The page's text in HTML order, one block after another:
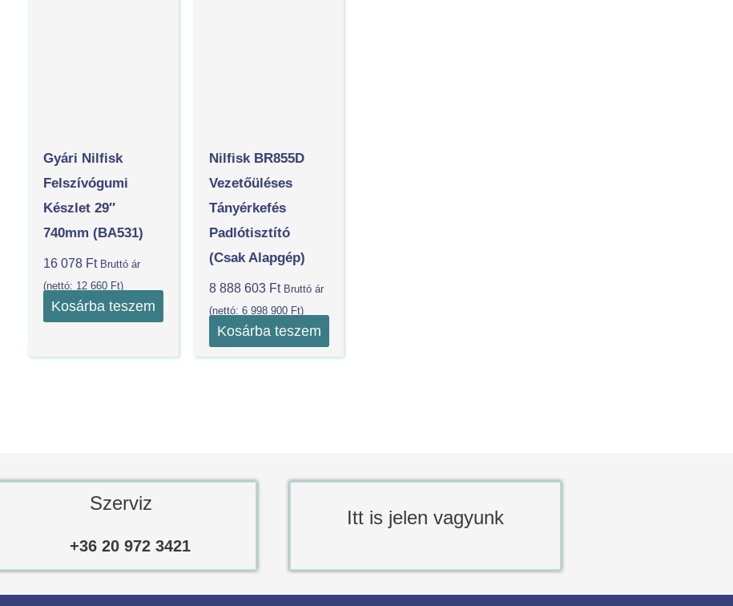
Gyári Nilfisk
Felszívógumi
Készlet 29″
740mm (BA531)
16 078 Ft Bruttó ár
(nettó: 12 660 Ft)
Kosárba teszem
Nilfisk BR855D
Vezetőüléses
Tányérkefés
Padlótisztító
(csak Alapgép)
8 888 603 Ft Bruttó ár
(nettó: 6 998 900 Ft)
Kosárba teszem
Szerviz
+36 20 972 3421
Itt is jelen vagyunk